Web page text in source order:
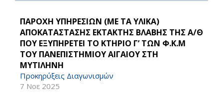
ΠΑΡΟΧΗ ΥΠΗΡΕΣΙΩΝ (ΜΕ ΤΑ ΥΛΙΚΑ)
ΑΠΟΚΑΤΑΣΤΑΣΗΣ ΕΚΤΑΚΤΗΣ ΒΛΑΒΗΣ ΤΗΣ Α/Θ
ΠΟΥ ΕΞΥΠΗΡΕΤΕΙ ΤΟ ΚΤΗΡΙΟ Γ’ ΤΩΝ Φ.Κ.Μ
ΤΟΥ ΠΑΝΕΠΙΣΤΗΜΙΟΥ ΑΙΓΑΙΟΥ ΣΤΗ
ΜΥΤΙΛΗΝΗ
Προκηρύξεις Διαγωνισμών
7 Νοε 2025